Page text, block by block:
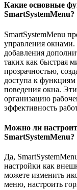
Какие основные
SmartSystemMenu?
SmartSystemMenu
управления
добавления
таких как быстрая
прозрачностью,
доступа к
поведения окна.
организацию
эффективность
Можно ли
SmartSystemMenu?
Да,
настройки как
можете изменить
меню, настроить